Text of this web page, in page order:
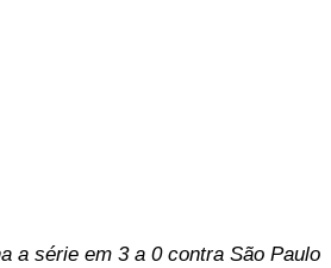
a série em 3 a 0 contra São Paulo